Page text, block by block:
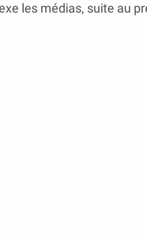
les médias, suite au